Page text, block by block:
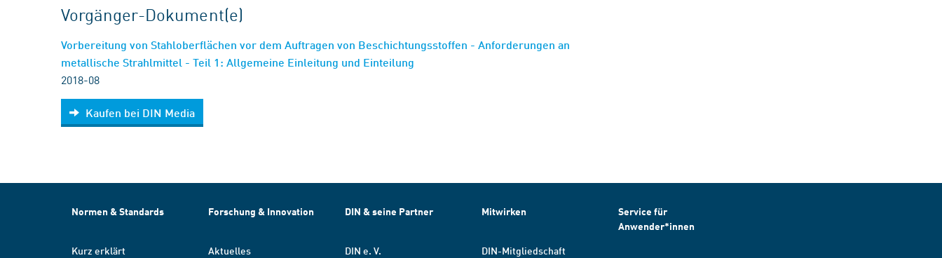
Vorgänger-Dokument(e)
Vorbereitung von Stahloberflächen vor dem Auftragen von Beschichtungsstoffen - Anforderungen an
metallische Strahlmittel - Teil 1: Allgemeine Einleitung und Einteilung
2018-08
Kaufen bei DIN Media
Normen & Standards
Kurz erklärt
Forschung & Innovation
Aktuelles
DIN & seine Partner
DIN e. V.
Mitwirken
DIN-Mitgliedschaft
Service für
Anwender*innen